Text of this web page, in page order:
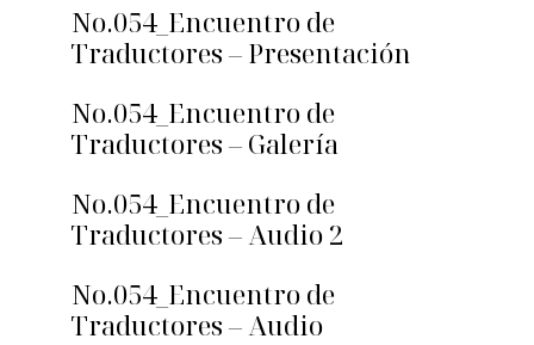
No.054_Encuentro de
Traductores – Presentación
No.054_Encuentro de
Traductores – Galería
No.054_Encuentro de
Traductores – Audio 2
No.054_Encuentro de
Traductores – Audio